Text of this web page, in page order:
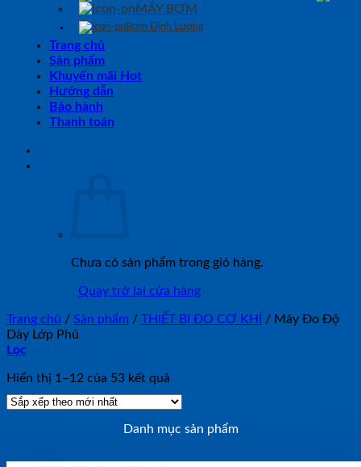
MÁY BƠM
Bơm Định Lượng
Trang chủ
Sản phẩm
Khuyến mãi Hot
Hướng dẫn
Bảo hành
Thanh toán
Chưa có sản phẩm trong giỏ hàng.
Quay trở lại cửa hàng
Trang chủ / Sản phẩm / THIẾT BỊ ĐO CƠ KHÍ / Máy Đo Độ
Dày Lớp Phủ
Lọc
Hiển thị 1–12 của 53 kết quả
sắp
xếp
theo
mới
Danh mục sản phẩm